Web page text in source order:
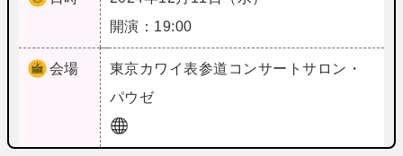
開演：19:00
会場 東京カワイ表参道コンサートサロン・
パウゼ